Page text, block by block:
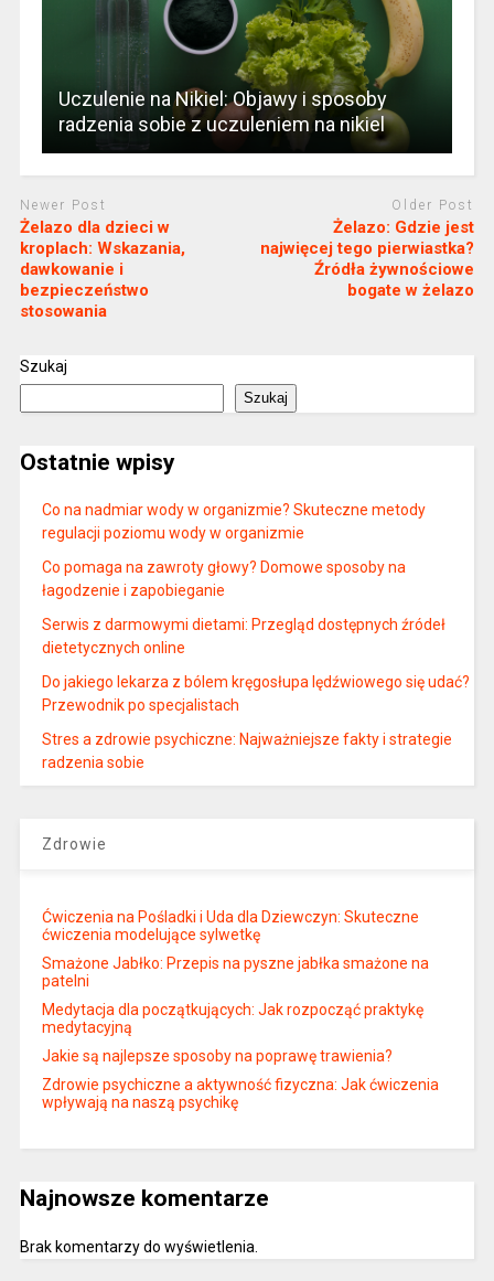
Uczulenie na Nikiel: Objawy i sposoby
radzenia sobie z uczuleniem na nikiel
Newer Post
Żelazo dla dzieci w
kroplach: Wskazania,
dawkowanie i
bezpieczeństwo
stosowania
Older Post
Żelazo: Gdzie jest
najwięcej tego pierwiastka?
Źródła żywnościowe
bogate w żelazo
Szukaj
Szukaj
Ostatnie wpisy
Co na nadmiar wody w organizmie? Skuteczne metody
regulacji poziomu wody w organizmie
Co pomaga na zawroty głowy? Domowe sposoby na
łagodzenie i zapobieganie
Serwis z darmowymi dietami: Przegląd dostępnych źródeł
dietetycznych online
Do jakiego lekarza z bólem kręgosłupa lędźwiowego się udać?
Przewodnik po specjalistach
Stres a zdrowie psychiczne: Najważniejsze fakty i strategie
radzenia sobie
Zdrowie
Ćwiczenia na Pośladki i Uda dla Dziewczyn: Skuteczne
ćwiczenia modelujące sylwetkę
Smażone Jabłko: Przepis na pyszne jabłka smażone na
patelni
Medytacja dla początkujących: Jak rozpocząć praktykę
medytacyjną
Jakie są najlepsze sposoby na poprawę trawienia?
Zdrowie psychiczne a aktywność fizyczna: Jak ćwiczenia
wpływają na naszą psychikę
Najnowsze komentarze
Brak komentarzy do wyświetlenia.